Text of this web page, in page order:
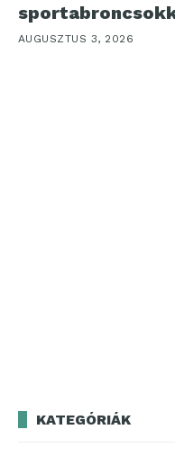
AUGUSZTUS 3, 2026
KATEGÓRIÁK